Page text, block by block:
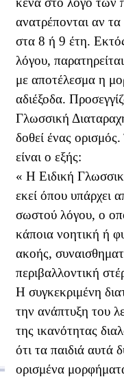
ανατρέπονται αν τα
στα 8 ή 9 έτη.
λόγου,
με αποτέλεσμα η
αδιέξοδα.
Γλωσσική
δοθεί ένας
« Η Ειδική
εκεί όπου υπάρχει
σωστού λόγου, ο
κάποια νοητική ή
ακοής,
περιβαλλοντική
Η συγκεκριμένη
την ανάπτυξη του
της ικανότητας
ότι τα παιδιά αυτά
ορισμένα